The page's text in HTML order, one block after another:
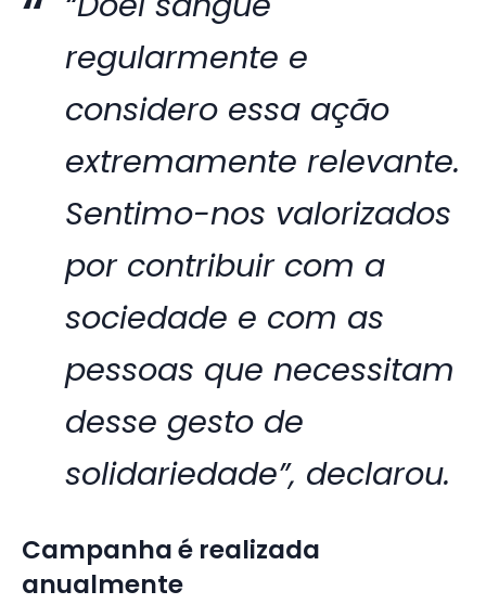
regularmente e
considero essa ação
extremamente relevante.
Sentimo-nos valorizados
por contribuir com a
sociedade e com as
pessoas que necessitam
desse gesto de
solidariedade”, declarou.
Campanha é realizada
anualmente